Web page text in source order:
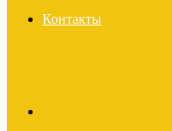
Контакты